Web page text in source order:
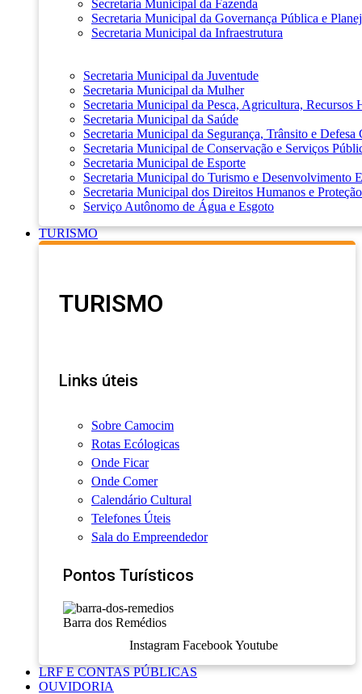
Secretaria Municipal da Fazenda
Secretaria Municipal da Governança Pública e
Secretaria Municipal da Infraestrutura
Secretaria Municipal da Juventude
Secretaria Municipal da Mulher
Secretaria Municipal da Pesca, Agricultura, Recursos
Secretaria Municipal da Saúde
Secretaria Municipal da Segurança, Trânsito e Defesa
Secretaria Municipal de Conservação e Serviços
Secretaria Municipal de Esporte
Secretaria Municipal do Turismo e Desenvolvimento
Secretaria Municipal dos Direitos Humanos e
Serviço Autônomo de Água e Esgoto
TURISMO
TURISMO
Links úteis
Sobre Camocim
Rotas Ecólogicas
Onde Ficar
Onde Comer
Calendário Cultural
Telefones Úteis
Sala do Empreendedor
Pontos Turísticos
Barra dos Remédios
Instagram Facebook Youtube
LRF E CONTAS PÚBLICAS
OUVIDORIA